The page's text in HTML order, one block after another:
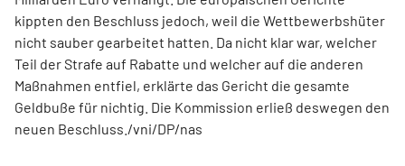
kippten den Beschluss jedoch, weil die Wettbewerbshüter
nicht sauber gearbeitet hatten. Da nicht klar war, welcher
Teil der Strafe auf Rabatte und welcher auf die anderen
Maßnahmen entfiel, erklärte das Gericht die gesamte
Geldbuße für nichtig. Die Kommission erließ deswegen den
neuen Beschluss./vni/DP/nas